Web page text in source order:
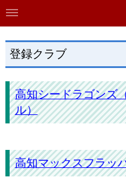
登録クラブ
高知シードラゴンズ
ル）
高知マックスフラッ